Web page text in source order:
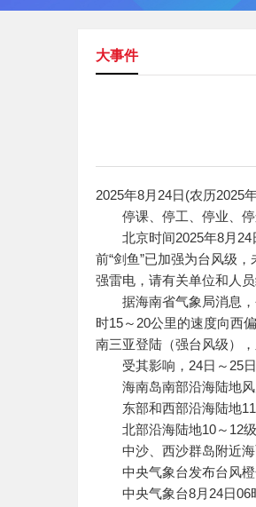
大事件
2025年8月24日(农历2025
停课、停工、停业、停
北京时间2025年8月24
前“剑鱼”已加强为台风级
强雷电，请有关单位和人
据海南省气象局消息，
时15～20公里的速度向西
南三亚登陆（强台风级）
受其影响，24日～25日
海南岛南部沿海陆地风
东部和西部沿海陆地11
北部沿海陆地10～12级
中沙、西沙群岛附近海
中央气象台发布台风橙
中央气象台8月24日06